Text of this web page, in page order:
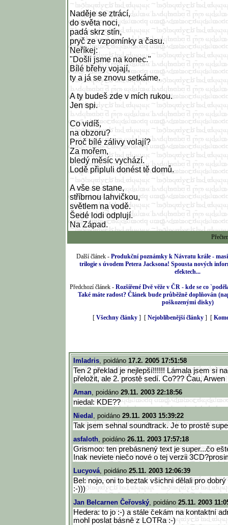
Naděje se ztrácí,
do světa noci,
padá skrz stín,
pryč ze vzpomínky a času.
Neříkej:
"Došli jsme na konec."
Bílé břehy vojají,
ty a já se znovu setkáme.
A ty budeš zde v mích rukou.
Jen spi.
Co vidíš,
na obzoru?
Proč bílé zálivy volají?
Za mořem,
bledý měsíc vychází.
Lodě připluli donést tě domů.
A vše se stane,
stříbrnou lahvičkou,
světlem na vodě.
Šedé lodi odplují.
Na Západ.
Další článek - Produkční poznámky k Návratu krále -
trilogie s úvodem Petera Jacksona! Spousta nových
efektech...
Předchozí článek -Rozšířené Dvě věže v ČR - kde se co
Také máte radost? Článek bude průběžně doplňován
poškozenými disky)
[Všechny články ] [Nejoblíbenější články ] [
Imladris, poidáno 17.2. 2005 17:51:58
Ten 2 překlad je nejlepší!!!!!! Lámala jsem si
přeložit, ale 2. prostě sedí. Co??? Čau, Arwen
Aman, poidáno 29.11. 2003 22:18:56
niedal: KDE??
Niedal , poidáno 29.11. 2003 15:39:22
Tak jsem sehnal soundtrack. Je to prostě
asfaloth, poidáno 26.11. 2003 17:57:18
Grismoo: ten prebásnený text je super...čo
Inak neviete niečo nové o tej verzii
Lucyová, poidáno 25.11. 2003 12:06:39
Bel: nojo, oni to beztak všichni dělali pro
:-)))
Jan Belcarnen Čeřovský, poidáno 25.11. 2003
Hedera: to jo :-) a stále čekám na kontaktní
mohl poslat básně z LOTRa :-)